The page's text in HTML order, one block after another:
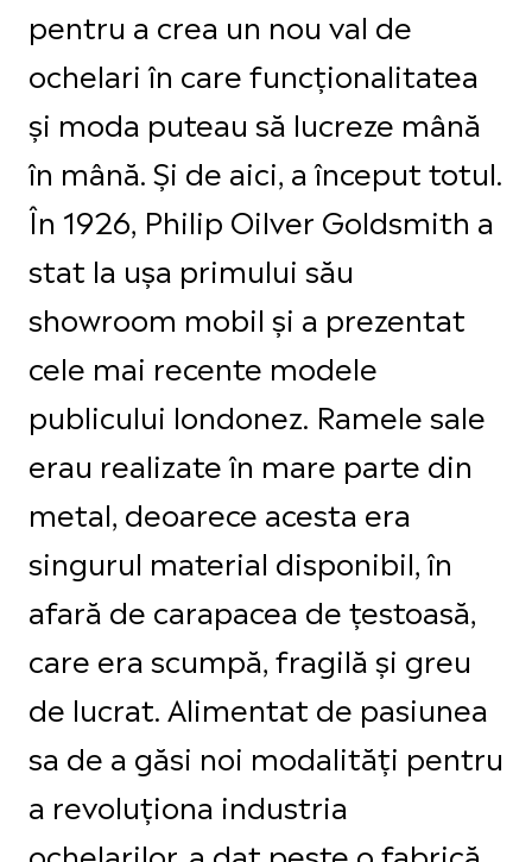
pentru a crea un nou val de
ochelari în care funcționalitatea
și moda puteau să lucreze mână
în mână. Și de aici, a început totul.
În 1926, Philip Oilver Goldsmith a
stat la ușa primului său
showroom mobil și a prezentat
cele mai recente modele
publicului londonez. Ramele sale
erau realizate în mare parte din
metal, deoarece acesta era
singurul material disponibil, în
afară de carapacea de țestoasă,
care era scumpă, fragilă și greu
de lucrat. Alimentat de pasiunea
sa de a găsi noi modalități pentru
a revoluționa industria
ochelarilor, a dat peste o fabrică